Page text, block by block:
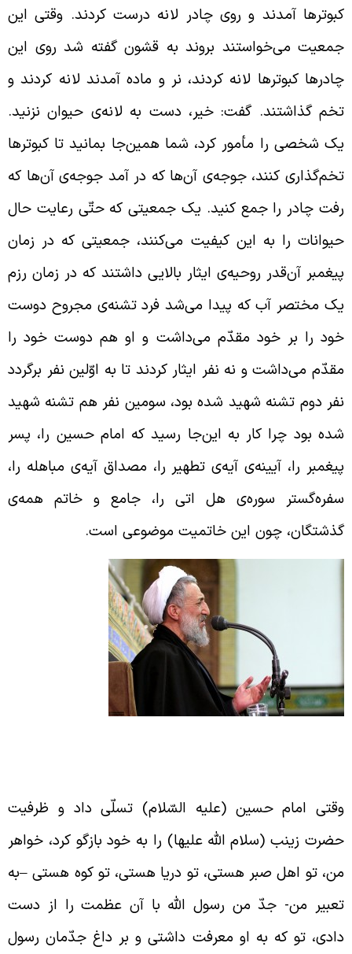
آمدند و روی چادر لانه درست کردند. وقتی این
می‌خواستند بروند به قشون گفته شد روی این
کبوترها لانه کردند، نر و ماده آمدند لانه کردند و
گذاشتند. گفت: خیر، دست به لانه‌ی حیوان نزنید.
شخصی را مأمور کرد، شما همین‌جا بمانید تا کبوترها
کنند، جوجه‌ی آن‌ها که در آمد جوجه‌ی آن‌ها که
چادر را جمع کنید. یک جمعیتی که حتّی رعایت حال
را به این کیفیت می‌کنند، جمعیتی که در زمان
آن‌قدر روحیه‌ی ایثار بالایی داشتند که در زمان رزم
مختصر آب که پیدا می‌شد فرد تشنه‌ی مجروح دوست
را بر خود مقدّم می‌داشت و او هم دوست خود را
می‌داشت و نه نفر ایثار کردند تا به اوّلین نفر برگردد
دوم تشنه شهید شده بود، سومین نفر هم تشنه شهید
بود چرا کار به این‌جا رسید که امام حسین را، پسر
را، آیینه‌ی آیه‌ی تطهیر را، مصداق آیه‌ی مباهله را،
سوره‌ی هل اتی را، جامع و خاتم همه‌ی
چون این خاتمیت موضوعی است.
امام حسین (علیه السّلام) تسلّی داد و ظرفیت
زینب (سلام الله علیها) را به خود بازگو کرد، خواهر
تو اهل صبر هستی، تو دریا هستی، تو کوه هستی– به
من- جدّ من رسول الله با آن عظمت را از دست
تو که به او معرفت داشتی و بر داغ جدّمان رسول